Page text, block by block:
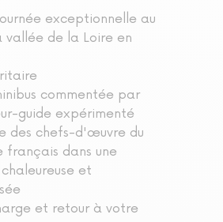
exceptionnelle au
de la Loire en
commentée par
guide expérimenté
des chefs-d'œuvre du
français dans une
et
et retour à votre